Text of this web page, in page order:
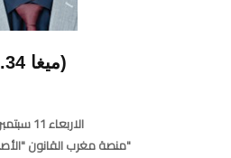
(1.34 ميغا)
الاربعاء 11 سبتمبر 2024
MarocDroit منصة مغرب القانون "الأصلية"